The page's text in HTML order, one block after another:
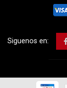
Siguenos en: